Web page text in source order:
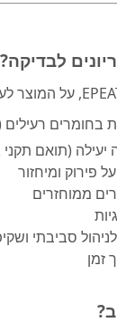
לבדיקה?
בחומרים רעילים
יעילה (תואם תקני
פירוק ומיחזור
ממוחזרים
סביבתי
זמן